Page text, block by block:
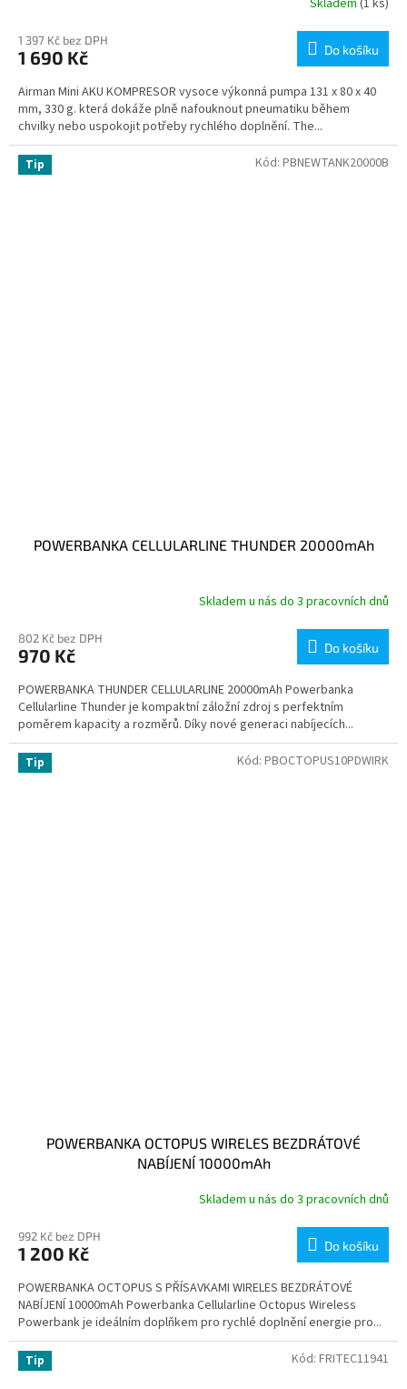
Skladem (1 ks)
1 397 Kč bez DPH
1 690 Kč Do košíku
Airman Mini AKU KOMPRESOR vysoce výkonná pumpa 131 x 80 x 40
mm, 330 g. která dokáže plně nafouknout pneumatiku během
chvilky nebo uspokojit potřeby rychlého doplnění. The...
Tip
POWERBANKA CELLULARLINE THUNDER 20000mAh
Skladem u nás do 3 pracovních dnů
802 Kč bez DPH
970 Kč Do košíku
POWERBANKA THUNDER CELLULARLINE 20000mAh Powerbanka
Cellularline Thunder je kompaktní záložní zdroj s perfektním
poměrem kapacity a rozměrů. Díky nové generaci nabíjecích...
Kód: PBNEWTANK20000B
Tip
POWERBANKA OCTOPUS WIRELES BEZDRÁTOVÉ
NABÍJENÍ 10000mAh
Skladem u nás do 3 pracovních dnů
992 Kč bez DPH
1 200 Kč Do košíku
POWERBANKA OCTOPUS S PŘÍSAVKAMI WIRELES BEZDRÁTOVÉ
NABÍJENÍ 10000mAh Powerbanka Cellularline Octopus Wireless
Powerbank je ideálním doplňkem pro rychlé doplnění energie pro...
Kód: PBOCTOPUS10PDWIRK
Tip Kód: FRITEC11941